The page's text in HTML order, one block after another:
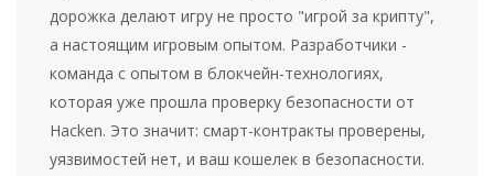
дорожка делают игру не просто "игрой за крипту",
а настоящим игровым опытом. Разработчики -
команда с опытом в блокчейн-технологиях,
которая уже прошла проверку безопасности от
Hacken. Это значит: смарт-контракты проверены,
уязвимостей нет, и ваш кошелек в безопасности.